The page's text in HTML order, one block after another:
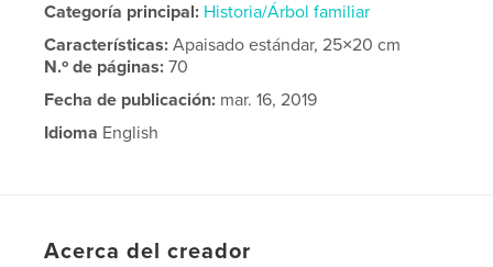
Categoría principal: Historia/Árbol familiar
Características:Apaisado estándar, 25×20 cm
N.º de páginas:70
Fecha de publicación: mar. 16, 2019
Idioma English
Acerca del creador